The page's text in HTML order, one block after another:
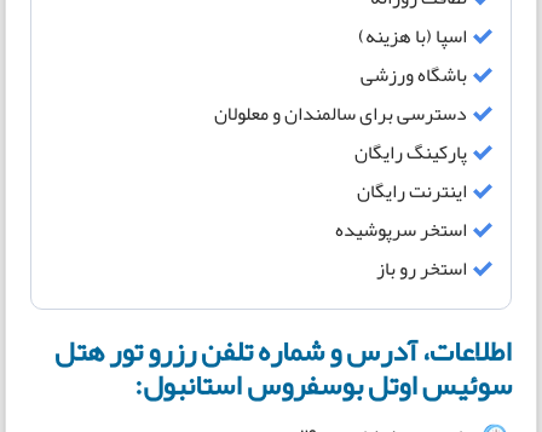
اسپا (با هزینه)
باشگاه ورزشی
دسترسی برای سالمندان و معلولان
پارکینگ رایگان
اینترنت رایگان
استخر سرپوشیده
استخر رو باز
اطلاعات، آدرس و شماره تلفن رزرو تور هتل
سوئیس اوتل بوسفروس استانبول: